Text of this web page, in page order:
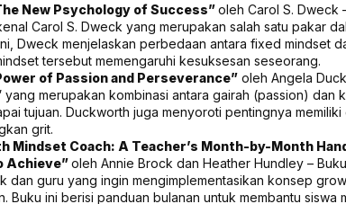
New Psychology of Success”oleh Carol S. Dweck
Carol S. Dweck yang merupakan salah satu pakar
Dweck menjelaskan perbedaan antara fixed mindset
tersebut memengaruhi kesuksesan seseorang.
of Passion and Perseverance” oleh Angela
yang merupakan kombinasi antara gairah (passion) dan
tujuan. Duckworth juga menyoroti pentingnya
grit.
Mindset Coach: A Teacher’s Month-by-Month
Achieve”oleh Annie Brock dan Heather Hundley –
dan guru yang ingin mengimplementasikan konsep
Buku ini berisi panduan bulanan untuk membantu siswa